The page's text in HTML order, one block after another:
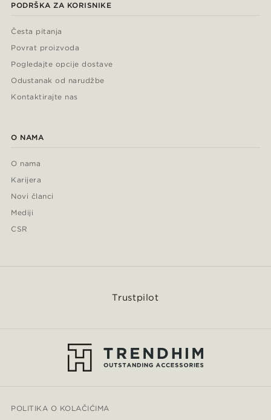
PODRŠKA ZA KORISNIKE
Česta pitanja
Povrat proizvoda
Pogledajte opcije dostave
Odustanak od narudžbe
Kontaktirajte nas
O NAMA
O nama
Karijera
Novi članci
Mediji
CSR
Trustpilot
POLITIKA O KOLAČIĆIMA